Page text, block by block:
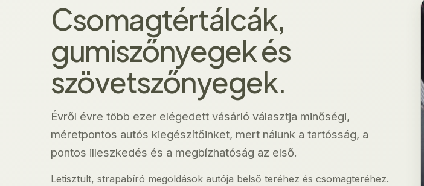
Csomagtértálcák,
gumiszőnyegek és
szövetszőnyegek.
Évről évre több ezer elégedett vásárló választja minőségi,
méretpontos autós kiegészítőinket, mert nálunk a tartósság, a
pontos illeszkedés és a megbízhatóság az első.
Letisztult, strapabíró megoldások autója belső teréhez és csomagteréhez.